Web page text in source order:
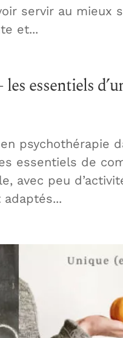
servir au mieux
et...
essentiels
psychothérapie
essentiels de
avec peu